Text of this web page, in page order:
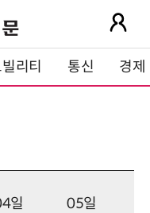
리티 통신 경제
일
05일